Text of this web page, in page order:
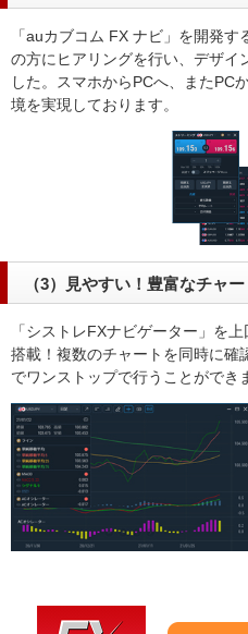
「auカブコム FX ナビ」を開発
の方にヒアリングを行い、デザイ
した。スマホからPCへ、またPC
境を実現しております。
（3）見やすい！豊富なチャー
「シストレFXナビゲーター」を
搭載！複数のチャートを同時に確
でワンストップで行うことができ